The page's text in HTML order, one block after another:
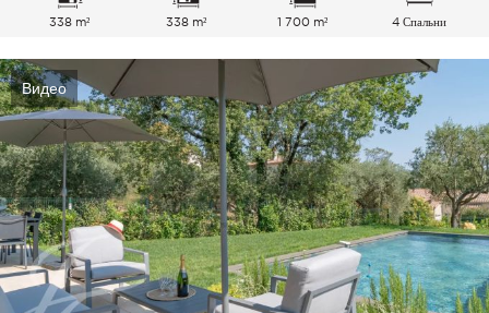
338 m² 338 m² 1 700 m² 4 Спальни
Видео